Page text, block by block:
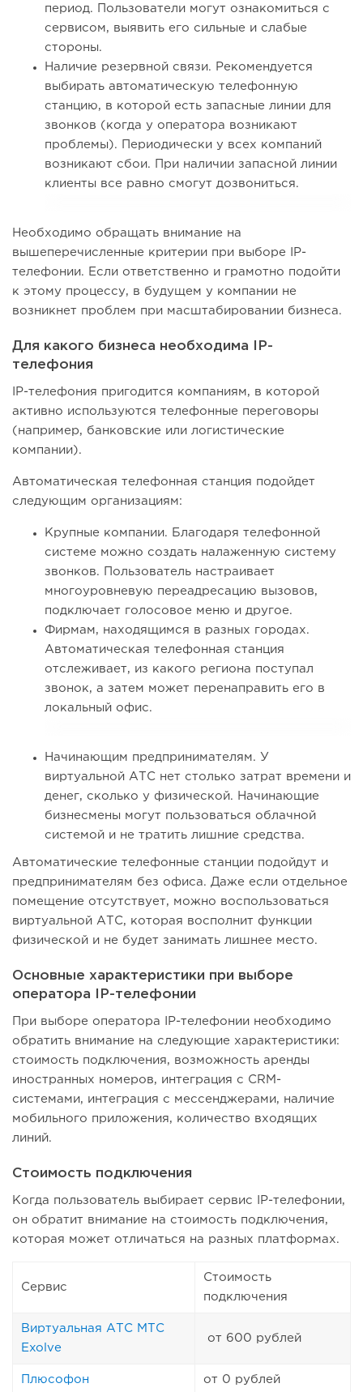
период. Пользователи могут ознакомиться с
сервисом, выявить его сильные и слабые
стороны.
Наличие резервной связи. Рекомендуется
выбирать автоматическую телефонную
станцию, в которой есть запасные линии для
звонков (когда у оператора возникают
проблемы). Периодически у всех компаний
возникают сбои. При наличии запасной линии
клиенты все равно смогут дозвониться.
Необходимо обращать внимание на
вышеперечисленные критерии при выборе IP-
телефонии. Если ответственно и грамотно подойти
к этому процессу, в будущем у компании не
возникнет проблем при масштабировании бизнеса.
Для какого бизнеса необходима IP-
телефония
IP-телефония пригодится компаниям, в которой
активно используются телефонные переговоры
(например, банковские или логистические
компании).
Автоматическая телефонная станция подойдет
следующим организациям:
Крупные компании. Благодаря телефонной
системе можно создать налаженную систему
звонков. Пользователь настраивает
многоуровневую переадресацию вызовов,
подключает голосовое меню и другое.
Фирмам, находящимся в разных городах.
Автоматическая телефонная станция
отслеживает, из какого региона поступал
звонок, а затем может перенаправить его в
локальный офис.
Начинающим предпринимателям. У
виртуальной АТС нет столько затрат времени и
денег, сколько у физической. Начинающие
бизнесмены могут пользоваться облачной
системой и не тратить лишние средства.
Автоматические телефонные станции подойдут и
предпринимателям без офиса. Даже если отдельное
помещение отсутствует, можно воспользоваться
виртуальной АТС, которая восполнит функции
физической и не будет занимать лишнее место.
Основные характеристики при выборе
оператора IP-телефонии
При выборе оператора IP-телефонии необходимо
обратить внимание на следующие характеристики:
стоимость подключения, возможность аренды
иностранных номеров, интеграция с CRM-
системами, интеграция с мессенджерами, наличие
мобильного приложения, количество входящих
линий.
Стоимость подключения
Когда пользователь выбирает сервис IP-телефонии,
он обратит внимание на стоимость подключения,
которая может отличаться на разных платформах.
Сервис
Стоимость
подключения
Виртуальная АТС МТС
Exolve
от 600 рублей
Плюсофон от 0 рублей